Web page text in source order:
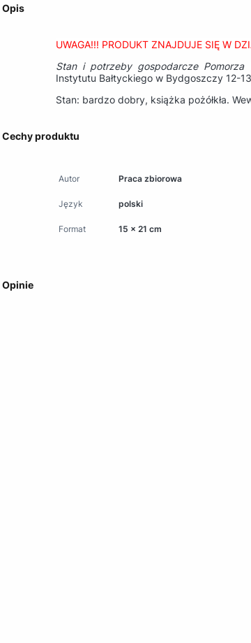
Opis
UWAGA!!! PRODUKT ZNAJDUJE SIĘ W
Stan i potrzeby gospodarcze Pomorza
Instytutu Bałtyckiego w Bydgoszczy 12-
Stan: bardzo dobry, książka pożółkła.
Cechy produktu
Autor Praca zbiorowa
Język polski
Format 15 x 21 cm
Opinie